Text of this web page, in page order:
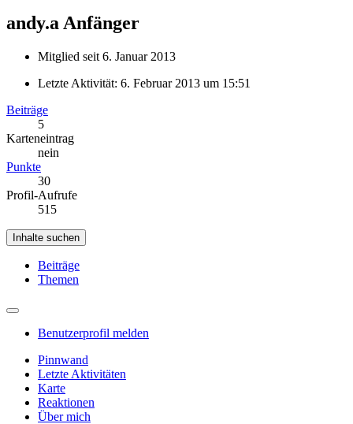
andy.a Anfänger
Mitglied seit 6. Januar 2013
Letzte Aktivität: 6. Februar 2013 um 15:51
Beiträge
5
Karteneintrag
nein
Punkte
30
Profil-Aufrufe
515
Inhalte suchen
Beiträge
Themen
Benutzerprofil melden
Pinnwand
Letzte Aktivitäten
Karte
Reaktionen
Über mich